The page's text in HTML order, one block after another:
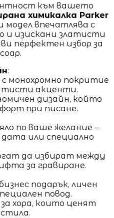
към вашето
химикалка Parker
модел впечатлява с
и изискани златисти
перфектен избор за
:
монохромно покритие
акценти.
дизайн, който
при писане.
по ваше желание –
или специално
да избират между
за гравиране.
подарък, личен
повод.
хора, които ценят